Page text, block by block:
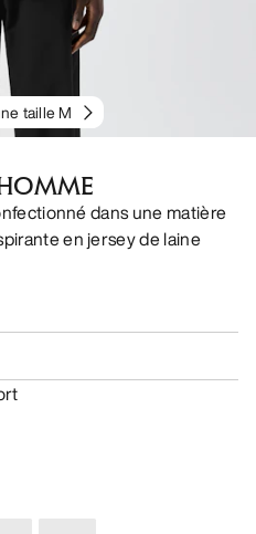
taille M
dans une matière
en jersey de laine